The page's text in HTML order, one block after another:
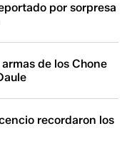
por sorpresa
de los Chone
recordaron los